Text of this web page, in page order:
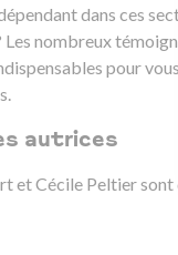
dans ces
Les nombreux
pour
autrices
et Cécile Peltier sont